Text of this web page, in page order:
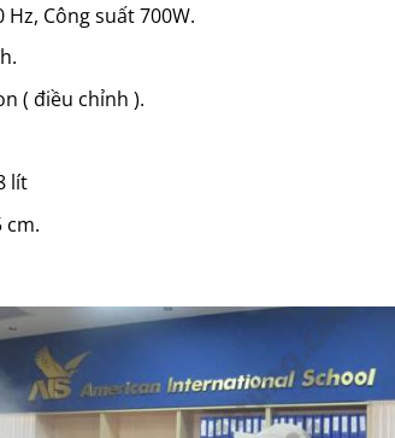
Công suất 700W.
( điều chỉnh ).
lít
cm.